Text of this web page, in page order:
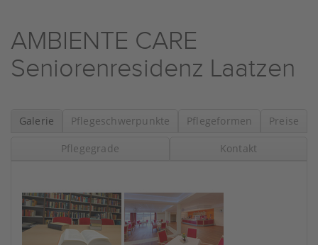
AMBIENTE CARE
Seniorenresidenz Laatzen
Galerie Pflegeschwerpunkte Pflegeformen Preise
Pflegegrade Kontakt